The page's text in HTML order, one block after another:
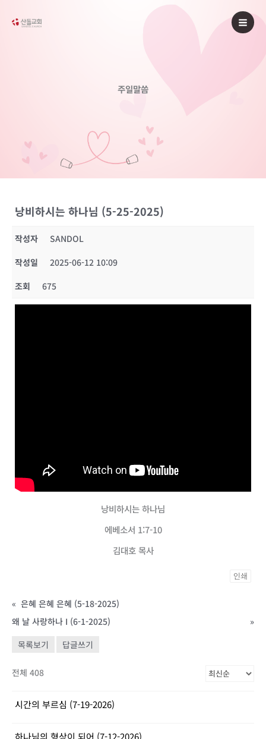
주일말씀
낭비하시는 하나님 (5-25-2025)
작성자
SANDOL
작성일
2025-06-12 10:09
조회
675
낭비하시는 하나님
에베소서 1:7-10
김대호 목사
인쇄
« 은혜 은혜 은혜 (5-18-2025)
왜 날 사랑하나 I (6-1-2025)
»
목록보기
답글쓰기
전체 408
시간의 부르심 (7-19-2026)
하나님의 형상이 되어 (7-12-2026)